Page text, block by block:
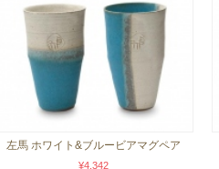
左馬 ホワイト&ブルービアマグペア
¥4,342